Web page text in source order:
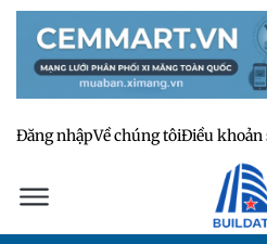
Đăng nhậpVề chúng tôiĐiều khoản